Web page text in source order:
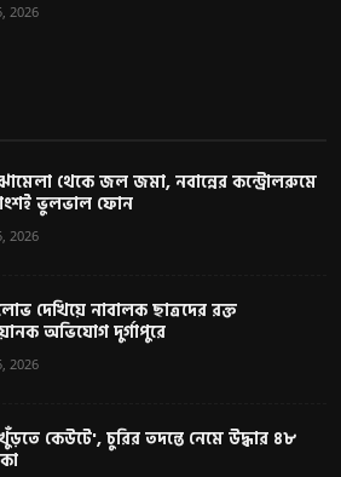
2026
থেকে জল জমা, নবান্নের কন্ট্রোলরুমে
ভুলভাল ফোন
2026
দেখিয়ে নাবালক ছাত্রদের রক্ত
অভিযোগ দুর্গাপুরে
2026
কেউটে', চুরির তদন্তে নেমে উদ্ধার ৪৮